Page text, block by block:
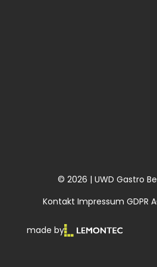
© 2026 | UWD Gastro
Kontakt Impressum GDPR
made by